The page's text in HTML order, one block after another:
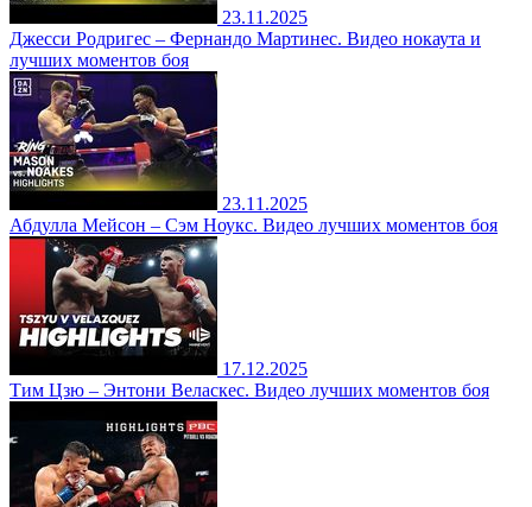
23.11.2025
Джесси Родригес – Фернандо Мартинес. Видео нокаута и
лучших моментов боя
23.11.2025
Абдулла Мейсон – Сэм Ноукс. Видео лучших моментов боя
17.12.2025
Тим Цзю – Энтони Веласкес. Видео лучших моментов боя